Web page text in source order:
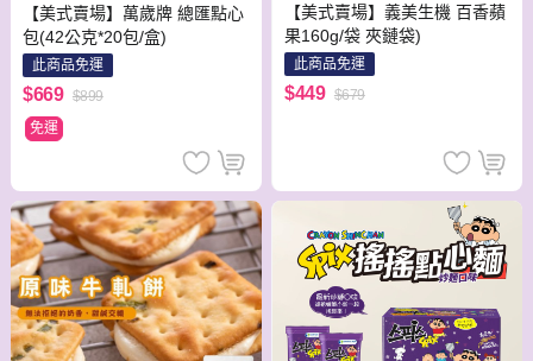
【美式賣場】萬歲牌 總匯點心
包(42公克*20包/盒)
此商品免運
$669 $899
免運
【美式賣場】義美生機 百香蘋
果160g/袋 夾鏈袋)
此商品免運
$449 $679